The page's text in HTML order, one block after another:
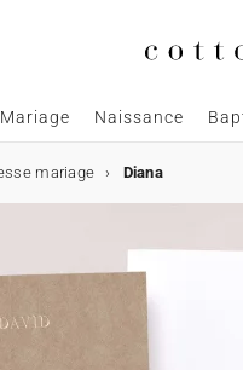
Mariage Naissance
mariage Diana